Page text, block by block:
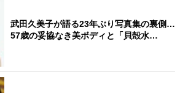
武田久美子が語る23年ぶり写真集の裏側…
57歳の妥協なき美ボディと「貝殻水…